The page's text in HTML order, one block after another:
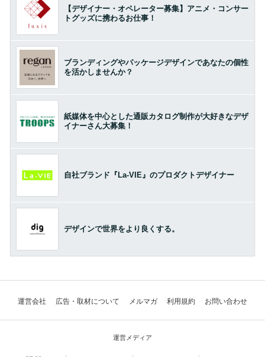
【デザイナー・オペレーター募集】アニメ・コンサー
トグッズに携わるお仕事！
ブランディングやパッケージデザインであなたの個性
を活かしませんか？
紙媒体を中心とした通販カタログ制作が大好きなデザ
イナーさん大募集！
自社ブランド『La-VIE』のプロダクトデザイナー
デザインで世界をより良くする。
運営会社 広告・取材について メルマガ 利用規約 お問い合わせ
運営メディア